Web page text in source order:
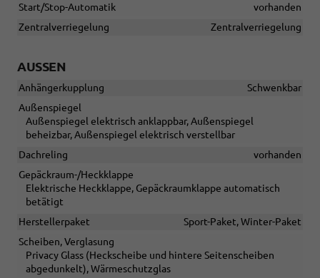
Start/Stop-Automatik
vorhanden
Zentralverriegelung
Zentralverriegelung
AUSSEN
Anhängerkupplung
Schwenkbar
Außenspiegel
Außenspiegel elektrisch anklappbar, Außenspiegel
beheizbar, Außenspiegel elektrisch verstellbar
Dachreling
vorhanden
Gepäckraum-/Heckklappe
Elektrische Heckklappe, Gepäckraumklappe automatisch
betätigt
Herstellerpaket
Sport-Paket, Winter-Paket
Scheiben, Verglasung
Privacy Glass (Heckscheibe und hintere Seitenscheiben
abgedunkelt), Wärmeschutzglas